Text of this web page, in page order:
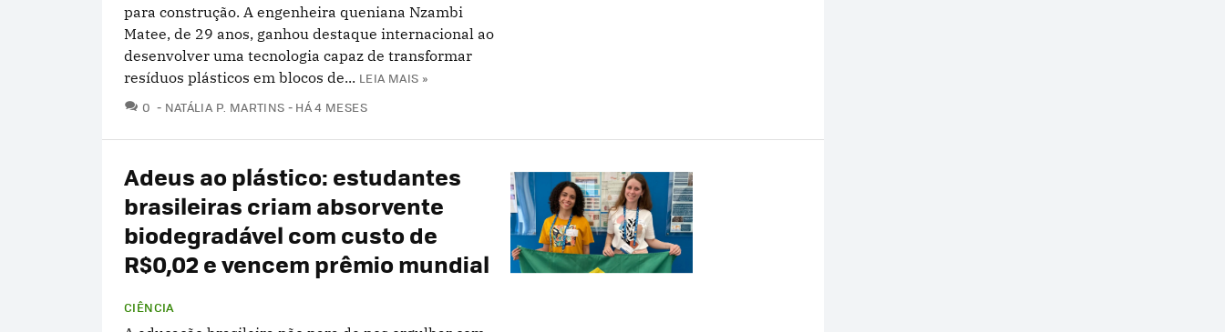
para construção. A engenheira queniana Nzambi
Matee, de 29 anos, ganhou destaque internacional ao
desenvolver uma tecnologia capaz de transformar
resíduos plásticos em blocos de... LEIA MAIS »
0 COMENTÁRIOS
NATÁLIA P. MARTINS HÁ 4 MESES
Adeus ao plástico: estudantes
brasileiras criam absorvente
biodegradável com custo de
R$0,02 e vencem prêmio mundial
CIÊNCIA